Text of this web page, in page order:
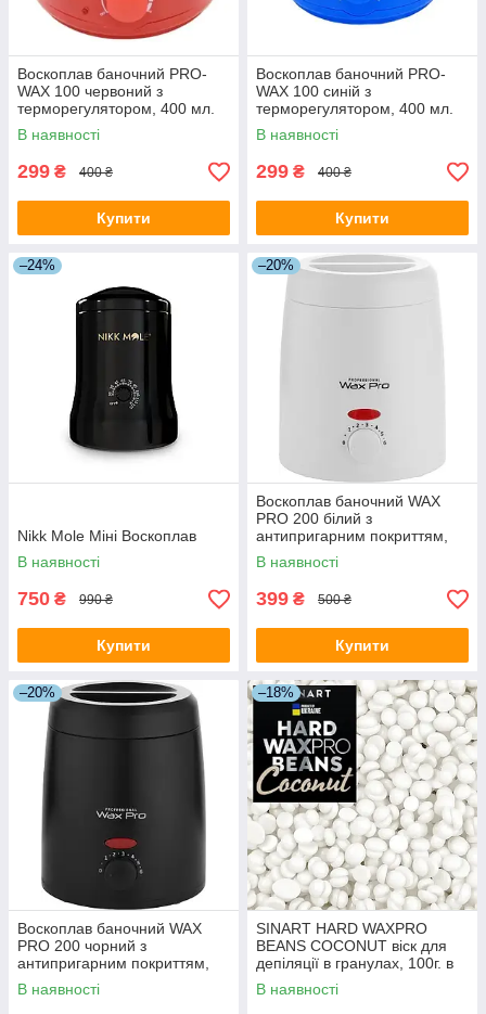
Воскоплав баночний PRO-
WAX 100 червоний з
терморегулятором, 400 мл.
В наявності
299 ₴ 400 ₴
Купити
Воскоплав баночний PRO-
WAX 100 синій з
терморегулятором, 400 мл.
В наявності
299 ₴ 400 ₴
Купити
–24%
Nikk Mole Міні Воскоплав
В наявності
750 ₴ 990 ₴
Купити
–20%
Воскоплав баночний WAX
PRO 200 білий з
антипригарним покриттям,
200 мл.
В наявності
399 ₴ 500 ₴
Купити
–20%
Воскоплав баночний WAX
PRO 200 чорний з
антипригарним покриттям,
200 мл.
В наявності
–18%
SINART HARD WAXPRO
BEANS COCONUT віск для
депіляції в гранулах, 100г. в
ЗІП-пакеті
В наявності